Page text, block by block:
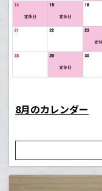
8月のカレンダー